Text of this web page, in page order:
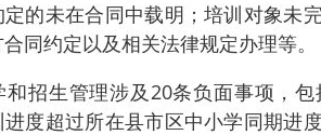
的未在合同中载明；培训对象未
同约定以及相关法律规定办理等。
和招生管理涉及20条负面事项，
度超过所在县市区中小学同期进